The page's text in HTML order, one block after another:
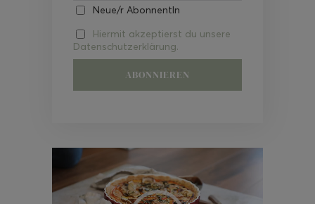
Neue/r AbonnentIn
Hiermit akzeptierst du unsere
Datenschutzerklärung.
Video-